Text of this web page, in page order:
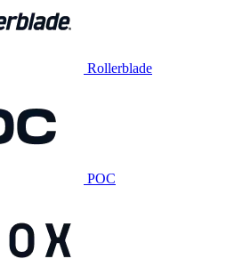
Rollerblade
POC